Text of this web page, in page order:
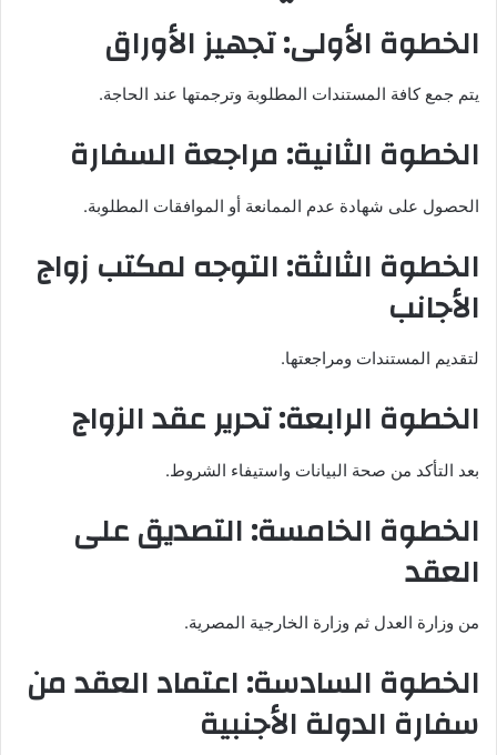
الخطوة الأولى: تجهيز الأوراق
يتم جمع كافة المستندات المطلوبة وترجمتها عند الحاجة.
الخطوة الثانية: مراجعة السفارة
الحصول على شهادة عدم الممانعة أو الموافقات المطلوبة.
الخطوة الثالثة: التوجه لمكتب زواج
الأجانب
لتقديم المستندات ومراجعتها.
الخطوة الرابعة: تحرير عقد الزواج
بعد التأكد من صحة البيانات واستيفاء الشروط.
الخطوة الخامسة: التصديق على
العقد
من وزارة العدل ثم وزارة الخارجية المصرية.
الخطوة السادسة: اعتماد العقد من
سفارة الدولة الأجنبية